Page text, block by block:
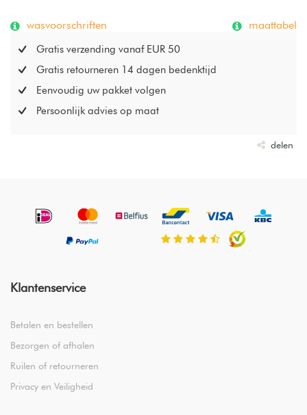
wasvoorschriften maattabel
Gratis verzending vanaf EUR 50
Gratis retourneren 14 dagen bedenktijd
Eenvoudig uw pakket volgen
Persoonlijk advies op maat
delen
Klantenservice
Betalen en bestellen
Bezorgen of afhalen
Ruilen of retourneren
Privacy en Veiligheid